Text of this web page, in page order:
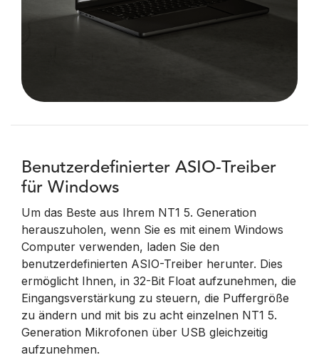
Benutzerdefinierter ASIO-Treiber
für Windows
Um das Beste aus Ihrem NT1 5. Generation
herauszuholen, wenn Sie es mit einem Windows
Computer verwenden, laden Sie den
benutzerdefinierten ASIO-Treiber herunter. Dies
ermöglicht Ihnen, in 32-Bit Float aufzunehmen, die
Eingangsverstärkung zu steuern, die Puffergröße
zu ändern und mit bis zu acht einzelnen NT1 5.
Generation Mikrofonen über USB gleichzeitig
aufzunehmen.